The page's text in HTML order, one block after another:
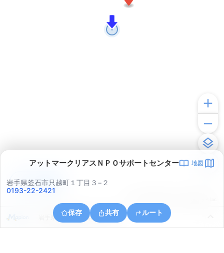
アットマークリアスＮＰＯサポートセンター 地図
岩手県釜石市只越町１丁目３−２
0193-22-2421
保存 共有 ルート
岩手県釜石市釜石第１５地割
アプリで見る